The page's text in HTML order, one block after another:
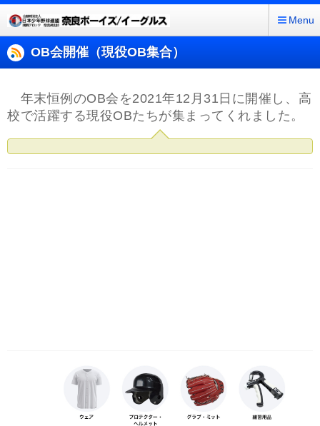
Menu
OB会開催（現役OB集合）
年末恒例のOB会を2021年12月31日に開催し、高
校で活躍する現役OBたちが集まってくれました。